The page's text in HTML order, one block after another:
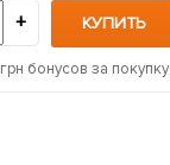
+ КУПИТЬ
грн бонусов за покупку